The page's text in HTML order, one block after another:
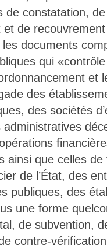
de constatation,
et de
les documents
qui
et
des
des sociétés
ainsi que celles
de l’État, des
publiques, des
une forme
de subvention,
contre-